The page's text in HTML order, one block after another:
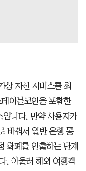
상 자산 서비스를 최
이블코인을 포함한
입니다. 만약 사용자가
바꿔서 일반 은행 통
화폐를 인출하는 단계
. 아울러 해외 여행객